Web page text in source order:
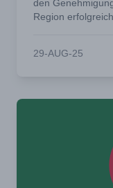
den
Region
29-AUG-25